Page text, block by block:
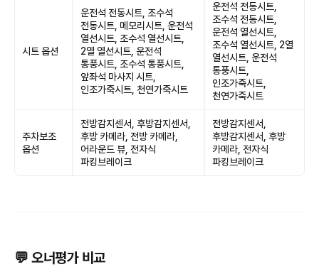
시트 옵션
운전석 전동시트, 조수석
전동시트, 메모리시트, 운전석
열선시트, 조수석 열선시트,
2열 열선시트, 운전석
통풍시트, 조수석 통풍시트,
앞좌석 마사지 시트,
인조가죽시트, 천연가죽시트
운전석 전동시트,
조수석 전동시트,
운전석 열선시트,
조수석 열선시트, 2열
열선시트, 운전석
통풍시트,
인조가죽시트,
천연가죽시트
주차보조
옵션
전방감지센서, 후방감지센서,
후방 카메라, 전방 카메라,
어라운드 뷰, 전자식
파킹브레이크
전방감지센서,
후방감지센서, 후방
카메라, 전자식
파킹브레이크
💬 오너평가 비교